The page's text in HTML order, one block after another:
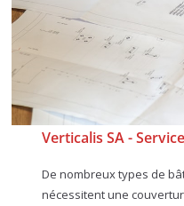
Verticalis SA -
De nombreux types de
nécessitent une